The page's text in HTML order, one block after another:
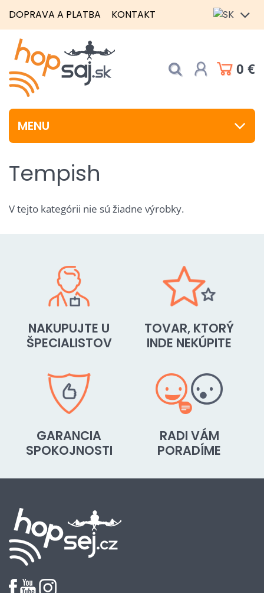
DOPRAVA A PLATBA KONTAKT
0 €
MENU
Tempish
V tejto kategórii nie sú žiadne výrobky.
NAKUPUJTE U
ŠPECIALISTOV
TOVAR, KTORÝ
INDE NEKÚPITE
GARANCIA
SPOKOJNOSTI
RADI VÁM
PORADÍME